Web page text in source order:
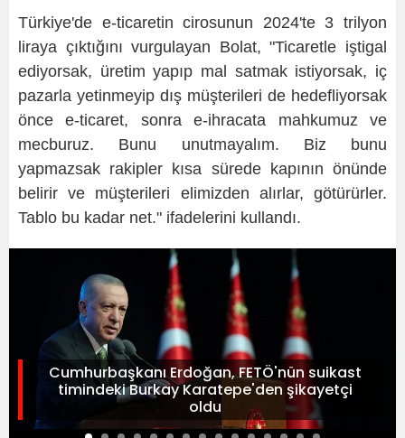
Türkiye'de e-ticaretin cirosunun 2024'te 3 trilyon
liraya çıktığını vurgulayan Bolat, "Ticaretle iştigal
ediyorsak, üretim yapıp mal satmak istiyorsak, iç
pazarla yetinmeyip dış müşterileri de hedefliyorsak
önce e-ticaret, sonra e-ihracata mahkumuz ve
mecburuz. Bunu unutmayalım. Biz bunu
yapmazsak rakipler kısa sürede kapının önünde
belirir ve müşterileri elimizden alırlar, götürürler.
Tablo bu kadar net." ifadelerini kullandı.
Cumhurbaşkanı Erdoğan, FETÖ'nün suikast
timindeki Burkay Karatepe'den şikayetçi
oldu